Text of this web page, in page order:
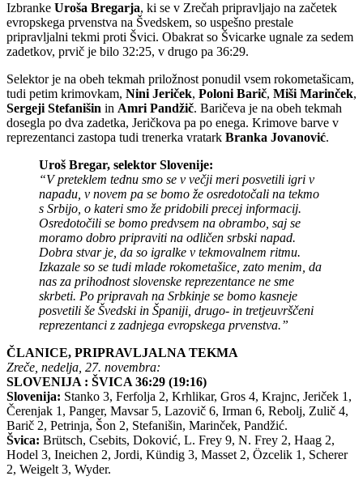
Izbranke Uroša Bregarja, ki se v Zrečah pripravljajo na začetek
evropskega prvenstva na Švedskem, so uspešno prestale
pripravljalni tekmi proti Švici. Obakrat so Švicarke ugnale za sedem
zadetkov, prvič je bilo 32:25, v drugo pa 36:29.
Selektor je na obeh tekmah priložnost ponudil vsem rokometašicam,
tudi petim krimovkam, Nini Jeriček, Poloni Barič, Miši Marinček,
Sergeji Stefanišin in Amri Pandžič. Baričeva je na obeh tekmah
dosegla po dva zadetka, Jeričkova pa po enega. Krimove barve v
reprezentanci zastopa tudi trenerka vratark Branka Jovanović.
Uroš Bregar, selektor Slovenije:
“V preteklem tednu smo se v večji meri posvetili igri v
napadu, v novem pa se bomo že osredotočali na tekmo
s Srbijo, o kateri smo že pridobili precej informacij.
Osredotočili se bomo predvsem na obrambo, saj se
moramo dobro pripraviti na odličen srbski napad.
Dobra stvar je, da so igralke v tekmovalnem ritmu.
Izkazale so se tudi mlade rokometašice, zato menim, da
nas za prihodnost slovenske reprezentance ne sme
skrbeti. Po pripravah na Srbkinje se bomo kasneje
posvetili še Švedski in Španiji, drugo- in tretjeuvrščeni
reprezentanci z zadnjega evropskega prvenstva.”
ČLANICE, PRIPRAVLJALNA TEKMA
Zreče, nedelja, 27. novembra:
SLOVENIJA : ŠVICA 36:29 (19:16)
Slovenija: Stanko 3, Ferfolja 2, Krhlikar, Gros 4, Krajnc, Jeriček 1,
Čerenjak 1, Panger, Mavsar 5, Lazovič 6, Irman 6, Rebolj, Zulič 4,
Barič 2, Petrinja, Šon 2, Stefanišin, Marinček, Pandžić.
Švica: Brütsch, Csebits, Doković, L. Frey 9, N. Frey 2, Haag 2,
Hodel 3, Ineichen 2, Jordi, Kündig 3, Masset 2, Özcelik 1, Scherer
2, Weigelt 3, Wyder.